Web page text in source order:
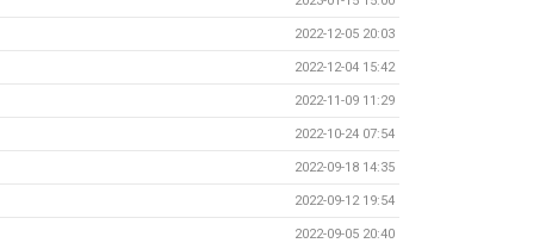
2022-12-05 20:03
2022-12-04 15:42
2022-11-09 11:29
2022-10-24 07:54
2022-09-18 14:35
2022-09-12 19:54
2022-09-05 20:40